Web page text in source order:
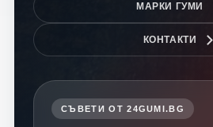
МАРКИ ГУМИ
КОНТАКТИ
СЪВЕТИ ОТ 24GUMI.BG